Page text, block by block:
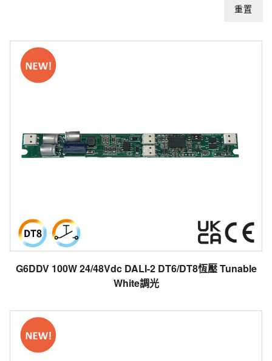
重置
G6DDV 100W 24/48Vdc DALI-2 DT6/DT8恆壓 Tunable
White調光